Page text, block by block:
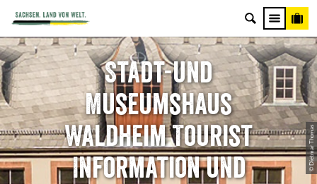
© Dietmar Thomas
Stadt-und
Museumshaus
Waldheim Tourist
Information und